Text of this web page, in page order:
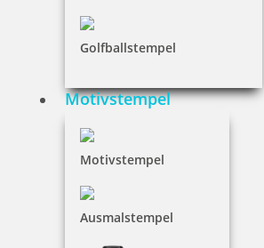
Golfballstempel
Motivstempel
Motivstempel
Ausmalstempel
Motivstempel Kaffeezeit